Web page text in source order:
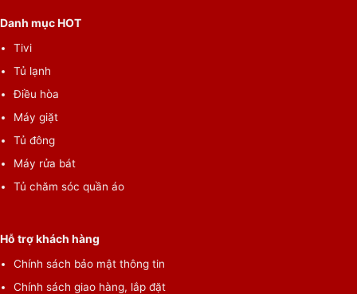
Danh mục HOT
Tivi
Tủ lạnh
Điều hòa
Máy giặt
Tủ đông
Máy rửa bát
Tủ chăm sóc quần áo
Hỗ trợ khách hàng
Chính sách bảo mật thông tin
Chính sách giao hàng, lắp đặt